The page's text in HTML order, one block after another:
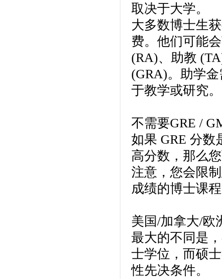
取决于大学。
大多数博士生
费。他们可能
(RA)、助教
(GRA)。助学
于教学或研究。
不需要GRE /
如果 GRE 分数
高分数，那么
注意，您会限
成绩的博士课
美国/加拿大/欧
最大的不同是
士学位，而硕
性先决条件。